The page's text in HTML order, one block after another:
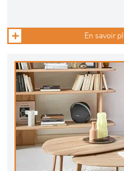
En savoir